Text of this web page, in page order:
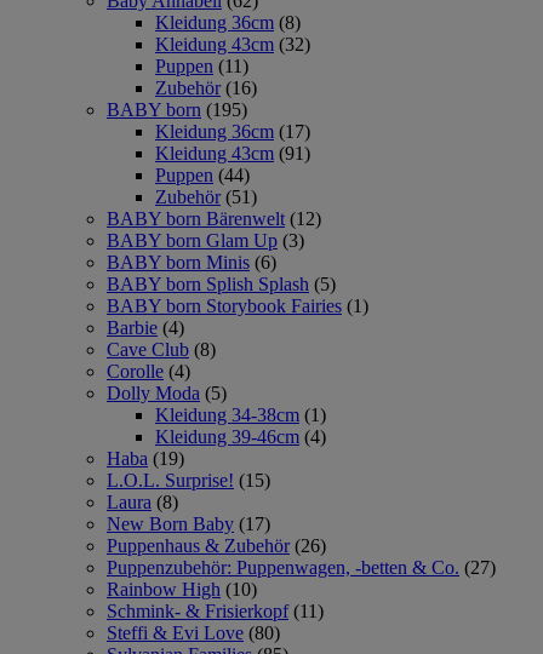
Kleidung 36cm (8)
Kleidung 43cm (32)
Puppen (11)
Zubehör (16)
BABY born (195)
Kleidung 36cm (17)
Kleidung 43cm (91)
Puppen (44)
Zubehör (51)
BABY born Bärenwelt (12)
BABY born Glam Up (3)
BABY born Minis (6)
BABY born Splish Splash (5)
BABY born Storybook Fairies (1)
Barbie (4)
Cave Club (8)
Corolle (4)
Dolly Moda (5)
Kleidung 34-38cm (1)
Kleidung 39-46cm (4)
Haba (19)
L.O.L. Surprise! (15)
Laura (8)
New Born Baby (17)
Puppenhaus & Zubehör (26)
Puppenzubehör: Puppenwagen, -betten & Co. (27)
Rainbow High (10)
Schmink- & Frisierkopf (11)
Steffi & Evi Love (80)